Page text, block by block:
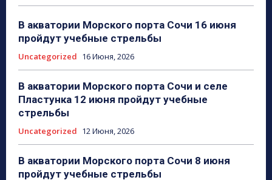
В акватории Морского порта Сочи 16 июня
пройдут учебные стрельбы
Uncategorized 16 Июня, 2026
В акватории Морского порта Сочи и селе
Пластунка 12 июня пройдут учебные
стрельбы
Uncategorized 12 Июня, 2026
В акватории Морского порта Сочи 8 июня
пройдут учебные стрельбы